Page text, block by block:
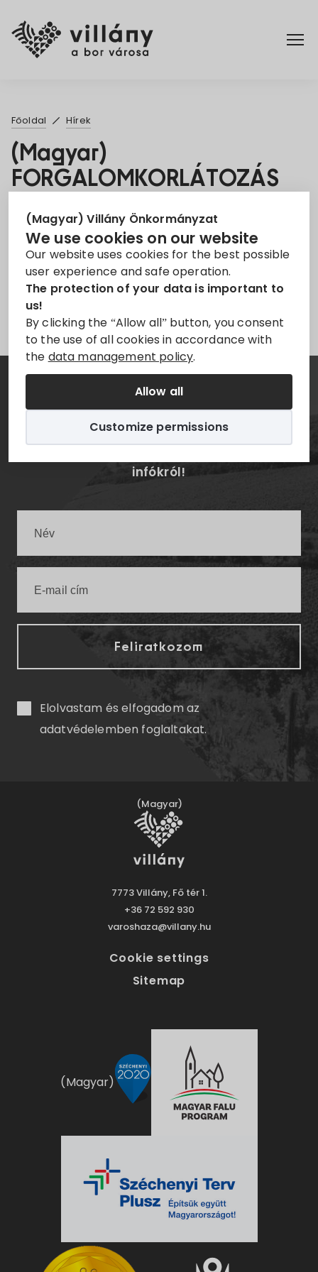
(Magyar) Villány Önkormányzat
We use cookies on our website
Our website uses cookies for the best possible
user experience and safe operation.
The protection of your data is important to
us!
By clicking the “Allow all” button, you consent
to the use of all cookies in accordance with
the data management policy.
Allow all
Customize permissions
Turizmus
Főoldal Hírek
(Magyar)
FORGALOMKORLÁTOZÁS
15. Jul 2024
Sorry, this entry is only available in Magyar
Hírlevél
infókról!
Elolvastam és elfogadom az
adatvédelemben foglaltakat.
(Magyar)
7773 Villány, Fő tér 1.
+36 72 592 930
varoshaza@villany.hu
Cookie settings
Sitemap
(Magyar)